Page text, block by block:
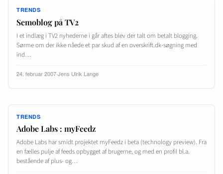
TRENDS
Semoblog på TV2
I et indlæg i TV2 nyhederne i går aftes blev der talt om betalt blogging.
Sørme om der ikke nåede et par skud af en overskrift.dk-søgning med
ind…
24. februar 2007·Jens Ulrik Lange
TRENDS
Adobe Labs : myFeedz
Adobe Labs har smidt projektet myFeedz i beta (technology preview). Fra
en fælles pulje af feeds opbygget af brugerne, og med en profil bl.a.
bestående af plus- og…